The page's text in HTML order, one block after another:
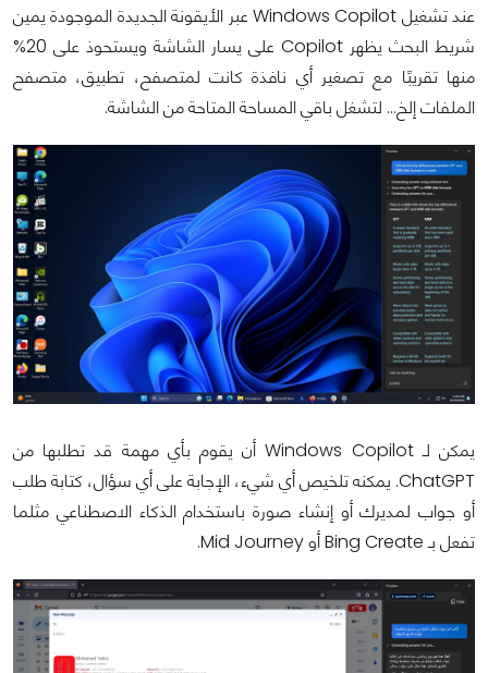
عند تشغيل Windows Copilot عبر الأيقونة الجديدة الموجودة يمين
شريط البحث يظهر Copilot على يسار الشاشة ويستحوذ على 20%
منها تقريبًا مع تصغير أي نافذة كانت لمتصفح، تطبيق، متصفح
الملفات إلخ… لتشغل باقي المساحة المتاحة من الشاشة.
يمكن لـ Windows Copilot أن يقوم بأي مهمة قد تطلبها من
ChatGPT. يمكنه تلخيص أي شيء، الإجابة على أي سؤال، كتابة طلب
أو جواب لمديرك أو إنشاء صورة باستخدام الذكاء الاصطناعي مثلما
تفعل بـ Bing Create أو Mid Journey.